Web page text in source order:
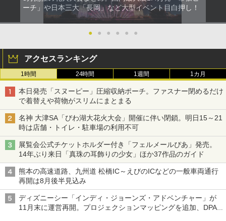
ーチ」や日本三大「長岡」など大型イベント目白押し！
● ● ● ● ● ●
アクセスランキング
1時間 24時間 1週間 1カ月
本日発売「スヌーピー」圧縮収納ポーチ。ファスナー閉めるだけ
で着替えや荷物がスリムにまとまる
名神 大津SA「びわ湖大花火大会」開催に伴い閉鎖。明日15～21
時は店舗・トイレ・駐車場の利用不可
展覧会公式チケットホルダー付き「フェルメールぴあ」発売。
14年ぶり来日「真珠の耳飾りの少女」ほか37作品のガイド
熊本の高速道路、九州道 松橋IC～えびのICなどの一般車両通行
再開は8月後半見込み
ディズニーシー「インディ・ジョーンズ・アドベンチャー」が
11月末に運営再開。プロジェクションマッピングを追加、DPA